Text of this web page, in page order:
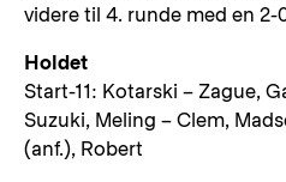
videre til 4. runde med en 2-
Holdet
Start-11: Kotarski – Zague,
Suzuki, Meling – Clem,
(anf.), Robert